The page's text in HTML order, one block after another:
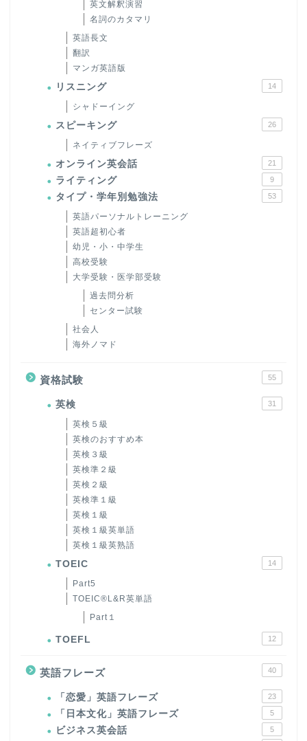
英文解釈演習
名詞のカタマリ
英語長文
翻訳
マンガ英語版
リスニング 14
シャドーイング
スピーキング 26
ネイティブフレーズ
オンライン英会話 21
ライティング 9
タイプ・学年別勉強法 53
英語パーソナルトレーニング
英語超初心者
幼児・小・中学生
高校受験
大学受験・医学部受験
過去問分析
センター試験
社会人
海外ノマド
資格試験 55
英検 31
英検５級
英検のおすすめ本
英検３級
英検準２級
英検２級
英検準１級
英検１級
英検１級英単語
英検１級英熟語
TOEIC 14
Part5
TOEIC®L&R英単語
Part１
TOEFL 12
英語フレーズ 40
「恋愛」英語フレーズ 23
「日本文化」英語フレーズ 5
ビジネス英会話 5